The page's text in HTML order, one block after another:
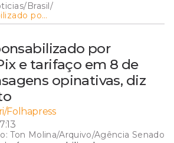
/Brasil/
por
em
por
e tarifaço em 8 de
opinativas, diz
Folhapress
Ton Molina/Arquivo/Agência Senado